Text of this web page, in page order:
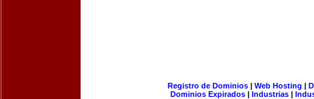
Registro de Dominios| Web Hosting |
Dominios Expirados | Industrias |